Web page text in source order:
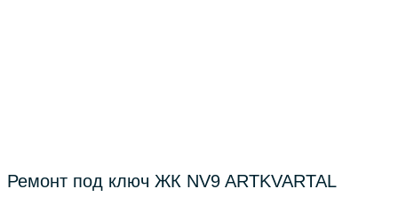
Ремонт под ключ ЖК NV9 ARTKVARTAL